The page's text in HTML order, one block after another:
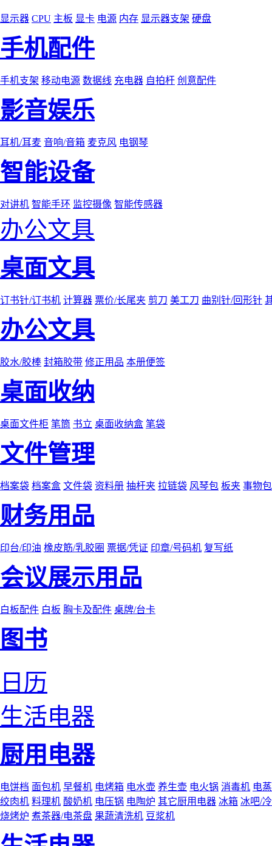
显示器 CPU 主板 显卡 电源 内存 显示器支架 硬盘
手机配件
手机支架 移动电源 数据线 充电器 自拍杆 创意配件
影音娱乐
耳机/耳麦 音响/音箱 麦克风 电钢琴
智能设备
对讲机 智能手环 监控摄像 智能传感器
办公文具
桌面文具
订书针/订书机 计算器 票价/长尾夹 剪刀 美工刀 曲别针/回形针
办公文具
胶水/胶棒 封箱胶带 修正用品 本册便签
桌面收纳
桌面文件柜 笔筒 书立 桌面收纳盒 笔袋
文件管理
档案袋 档案盒 文件袋 资料册 抽杆夹 拉链袋 风琴包 板夹 事物包
财务用品
印台/印油 橡皮筋/乳胶圈 票据/凭证 印章/号码机 复写纸
会议展示用品
白板配件 白板 胸卡及配件 桌牌/台卡
图书
日历
生活电器
厨用电器
电饼档 面包机 早餐机 电烤箱 电水壶 养生壶 电火锅 消毒机 电
绞肉机 料理机 酸奶机 电压锅 电陶炉 其它厨用电器 冰箱 冰吧/
烧烤炉 煮茶器/电茶盘 果蔬清洗机 豆浆机